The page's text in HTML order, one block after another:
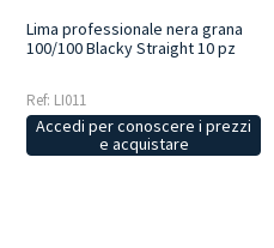
Lima professionale nera grana
100/100 Blacky Straight 10 pz
Ref: LI011
Accedi per conoscere i prezzi
e acquistare